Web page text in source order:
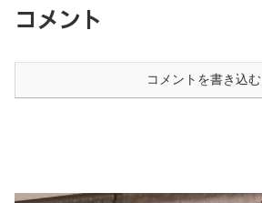
コメント
コメントを書き込む